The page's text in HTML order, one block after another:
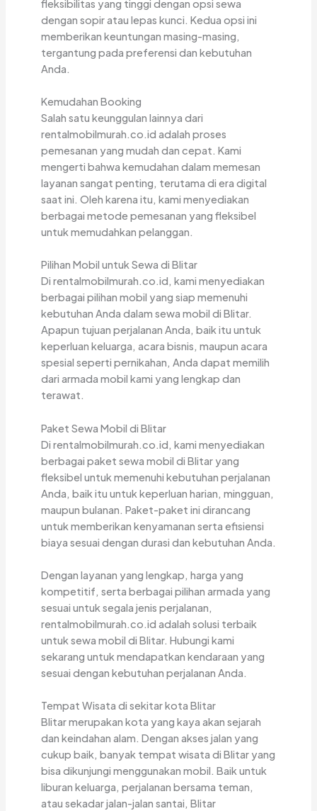
fleksibilitas yang tinggi dengan opsi sewa
dengan sopir atau lepas kunci. Kedua opsi ini
memberikan keuntungan masing-masing,
tergantung pada preferensi dan kebutuhan
Anda.
Kemudahan Booking
Salah satu keunggulan lainnya dari
rentalmobilmurah.co.id adalah proses
pemesanan yang mudah dan cepat. Kami
mengerti bahwa kemudahan dalam memesan
layanan sangat penting, terutama di era digital
saat ini. Oleh karena itu, kami menyediakan
berbagai metode pemesanan yang fleksibel
untuk memudahkan pelanggan.
Pilihan Mobil untuk Sewa di Blitar
Di rentalmobilmurah.co.id, kami menyediakan
berbagai pilihan mobil yang siap memenuhi
kebutuhan Anda dalam sewa mobil di Blitar.
Apapun tujuan perjalanan Anda, baik itu untuk
keperluan keluarga, acara bisnis, maupun acara
spesial seperti pernikahan, Anda dapat memilih
dari armada mobil kami yang lengkap dan
terawat.
Paket Sewa Mobil di Blitar
Di rentalmobilmurah.co.id, kami menyediakan
berbagai paket sewa mobil di Blitar yang
fleksibel untuk memenuhi kebutuhan perjalanan
Anda, baik itu untuk keperluan harian, mingguan,
maupun bulanan. Paket-paket ini dirancang
untuk memberikan kenyamanan serta efisiensi
biaya sesuai dengan durasi dan kebutuhan Anda.
Dengan layanan yang lengkap, harga yang
kompetitif, serta berbagai pilihan armada yang
sesuai untuk segala jenis perjalanan,
rentalmobilmurah.co.id adalah solusi terbaik
untuk sewa mobil di Blitar. Hubungi kami
sekarang untuk mendapatkan kendaraan yang
sesuai dengan kebutuhan perjalanan Anda.
Tempat Wisata di sekitar kota Blitar
Blitar merupakan kota yang kaya akan sejarah
dan keindahan alam. Dengan akses jalan yang
cukup baik, banyak tempat wisata di Blitar yang
bisa dikunjungi menggunakan mobil. Baik untuk
liburan keluarga, perjalanan bersama teman,
atau sekadar jalan-jalan santai, Blitar